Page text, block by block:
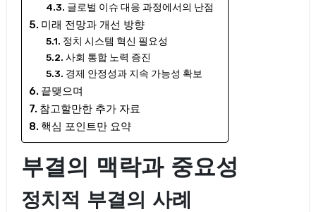
글로벌 이슈 대응 과정에서의 난점
미래 전망과 개선 방향
정치 시스템 혁신 필요성
사회 통합 노력 증진
경제 안정성과 지속 가능성 확보
끝맺으며
참고할만한 추가 자료
핵심 포인트만 요약
부결의 맥락과 중요성
정치적 부결의 사례